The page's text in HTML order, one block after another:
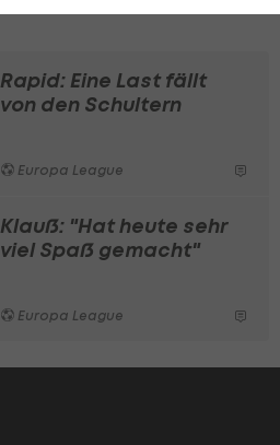
Rapid: Eine Last fällt
von den Schultern
Europa League
Klauß: "Hat heute sehr
viel Spaß gemacht"
Europa League